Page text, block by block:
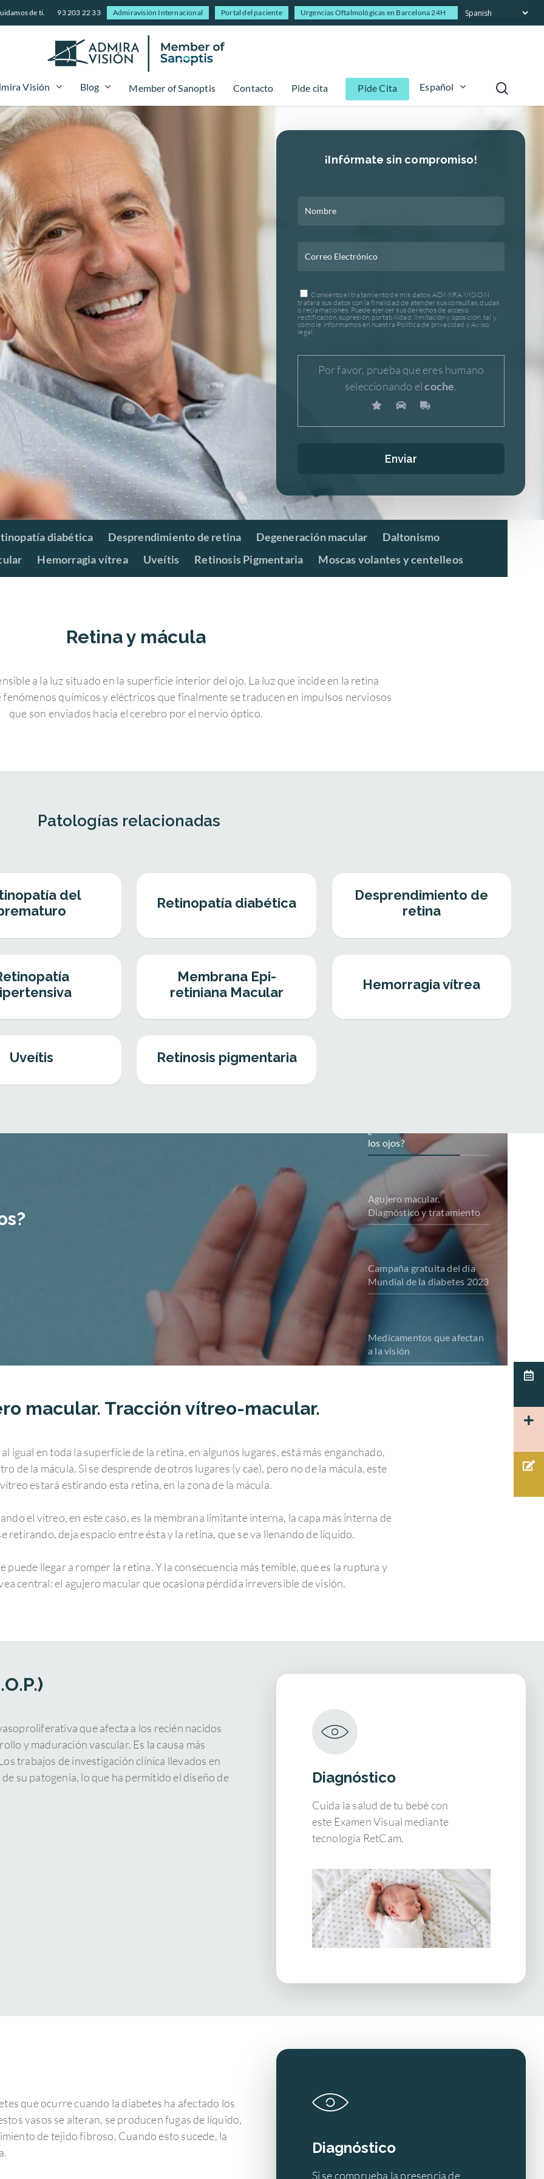
de ti. 93 203 22 33 Admiravisión Internacional Portal del paciente Urgencias Oftalmológicas en Barcelona 24H
Visión Blog Member of Sanoptis Contacto Pide cita Pide Cita Español
¡Infórmate sin compromiso!
Consiento el tratamiento de mis datos. ADMIRA VISION
tratará sus datos con la finalidad de atender sus consultas, dudas
o reclamaciones. Puede ejercer sus derechos de acceso,
rectificación, supresión, portabilidad, limitación y oposición, tal y
como le informamos en nuestra Política de privacidad y Aviso
legal.
Por favor, prueba que eres humano
seleccionando elcoche.
diabética Desprendimiento de retina Degeneración macular
Daltonismo
Hemorragia vítrea Uveítis Retinosis Pigmentaria Moscas volantes y centelleos
Retina y mácula
a la luz situado en la superficie interior del ojo. La luz que incide en la retina
fenómenos químicos y eléctricos que finalmente se traducen en impulsos nerviosos
que son enviados hacia el cerebro por el nervio óptico.
Patologías relacionadas
del
Retinopatía diabética
Desprendimiento de
retina
Membrana Epi-
retiniana Macular
Hemorragia vítrea
Uveítis Retinosis pigmentaria
los ojos?
Agujero macular.
Diagnóstico y tratamiento
Campaña gratuita del día
Mundial de la diabetes 2023
Medicamentos que afectan
a la visión
macular. Tracción vítreo-macular.
igual en toda la superficie de la retina, en algunos lugares, está más enganchado,
de la mácula. Si se desprende de otros lugares (y cae), pero no de la mácula, este
vítreo estará estirando esta retina, en la zona de la mácula.
el vítreo, en este caso, es la membrana limitante interna, la capa más interna de
retirando, deja espacio entre ésta y la retina, que se va llenando de líquido.
puede llegar a romper la retina. Y la consecuencia más temible, que es la ruptura y
central: el agujero macular que ocasiona pérdida irreversible de visión.
que afecta a los recién nacidos
y maduración vascular. Es la causa más
trabajos de investigación clínica llevados en
su patogenia, lo que ha permitido el diseño de
Diagnóstico
Cuida la salud de tu bebé con
este Examen Visual mediante
tecnología RetCam.
que ocurre cuando la diabetes ha afectado los
vasos se alteran, se producen fugas de líquido,
de tejido fibroso. Cuando esto sucede, la
Diagnóstico
Si se comprueba la presencia de